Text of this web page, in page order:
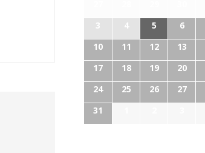
3
4 5 6
10
11 12 13
17
18 19 20
24
25 26 27
31